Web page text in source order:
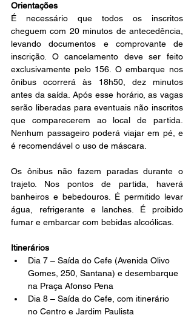
Orientações
É necessário que todos os inscritos
cheguem com 20 minutos de antecedência,
levando documentos e comprovante de
inscrição. O cancelamento deve ser feito
exclusivamente pelo 156. O embarque nos
ônibus ocorrerá às 18h50, dez minutos
antes da saída. Após esse horário, as vagas
serão liberadas para eventuais não inscritos
que comparecerem ao local de partida.
Nenhum passageiro poderá viajar em pé, e
é recomendável o uso de máscara.
Os ônibus não fazem paradas durante o
trajeto. Nos pontos de partida, haverá
banheiros e bebedouros. É permitido levar
água, refrigerante e lanches. É proibido
fumar e embarcar com bebidas alcoólicas.
Itinerários
Dia 7 – Saída do Cefe (Avenida Olivo
Gomes, 250, Santana) e desembarque
na Praça Afonso Pena
Dia 8 – Saída do Cefe, com itinerário
no Centro e Jardim Paulista